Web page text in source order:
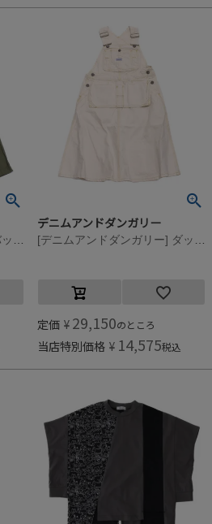
デニムアンドダンガリー
定価 ¥ 29,150のところ
当店特別価格 ¥ 14,575税込